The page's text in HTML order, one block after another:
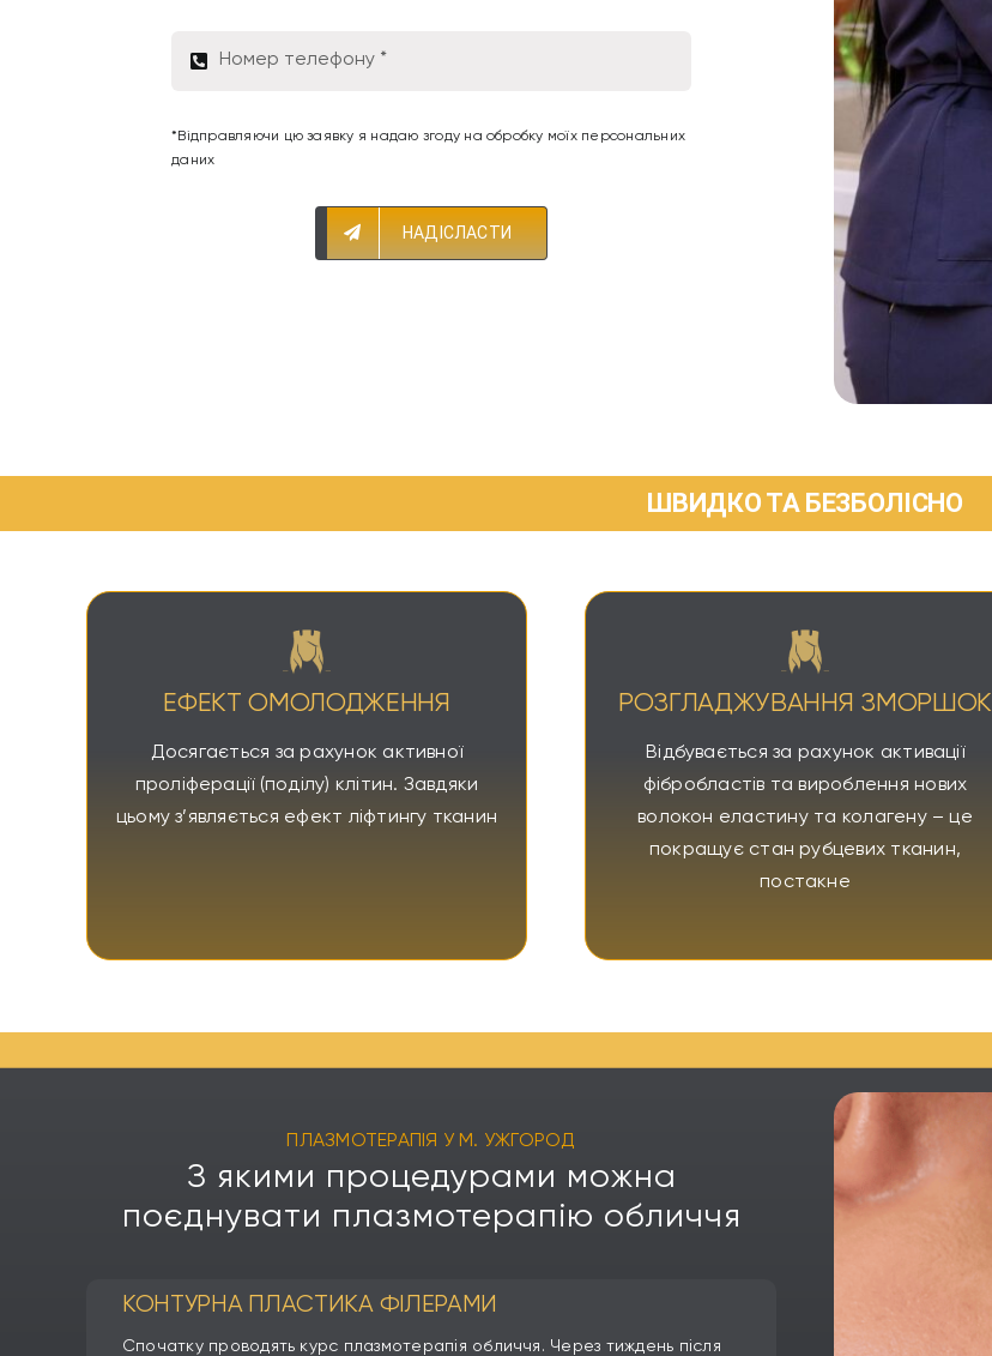
*Відправляючи цю заявку я надаю згоду на обробку моїх персональних
даних
НАДІСЛАСТИ
ШВИДКО ТА БЕЗБОЛІСНО
ЕФЕКТ ОМОЛОДЖЕННЯ
Досягається за рахунок активної
проліферації (поділу) клітин. Завдяки
цьому з’являється ефект ліфтингу тканин
РОЗГЛАДЖУВАННЯ ЗМОРШОК
Відбувається за рахунок активації
фібробластів та вироблення нових
волокон еластину та колагену – це
покращує стан рубцевих тканин,
постакне
ПЛАЗМОТЕРАПІЯ У М. УЖГОРОД
З якими процедурами можна
поєднувати плазмотерапію обличчя
КОНТУРНА ПЛАСТИКА ФІЛЕРАМИ
Спочатку проводять курс плазмотерапія обличчя. Через тиждень після